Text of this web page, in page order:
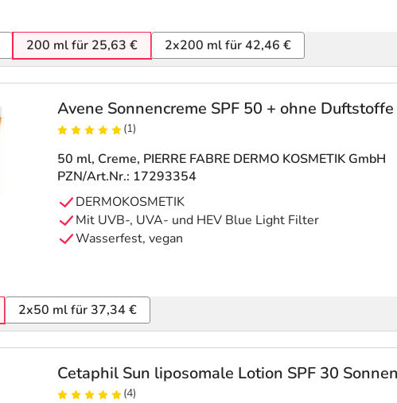
200 ml für 25,63 € 2x200 ml für 42,46 €
Avene Sonnencreme SPF 50 + ohne Duftstoffe
(1)
50 ml, Creme, PIERRE FABRE DERMO KOSMETIK GmbH
PZN/Art.Nr.: 17293354
DERMOKOSMETIK
Mit UVB-, UVA- und HEV Blue Light Filter
Wasserfest, vegan
2x50 ml für 37,34 €
Cetaphil Sun liposomale Lotion SPF 30
(4)